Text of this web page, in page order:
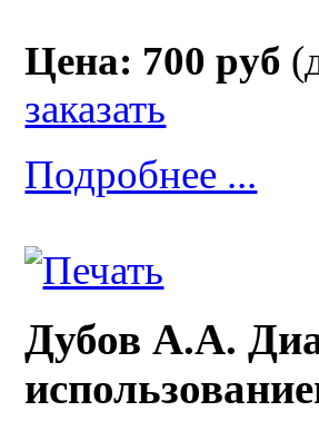
Цена: 700 руб
заказать
Подробнее ...
Дубов А.А.